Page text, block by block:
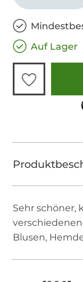
Auf Lager
Sehr schöner,
Blusen,